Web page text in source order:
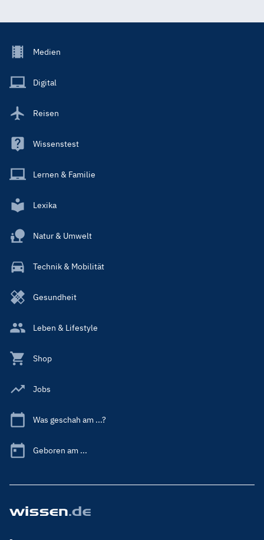
Footer
Main
Medien
Digital
Reisen
Wissenstest
Lernen & Familie
Lexika
Natur & Umwelt
Technik & Mobilität
Gesundheit
Leben & Lifestyle
Shop
Jobs
Was geschah am ...?
Geboren am ...